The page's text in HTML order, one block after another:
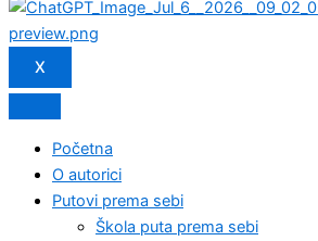
X
Početna
O autorici
Putovi prema sebi
Škola puta prema sebi